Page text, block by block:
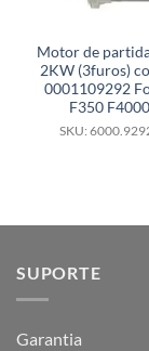
Motor de
2KW (3furos)
0001109292
F350
SKU:
SUPORTE
Garantia